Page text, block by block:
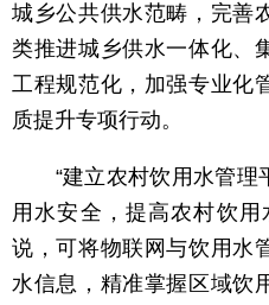
城乡公共供水范畴，完善
类推进城乡供水一体化、
工程规范化，加强专业化
质提升专项行动。
“建立农村饮用水管理
用水安全，提高农村饮用
说，可将物联网与饮用水
水信息，精准掌握区域饮